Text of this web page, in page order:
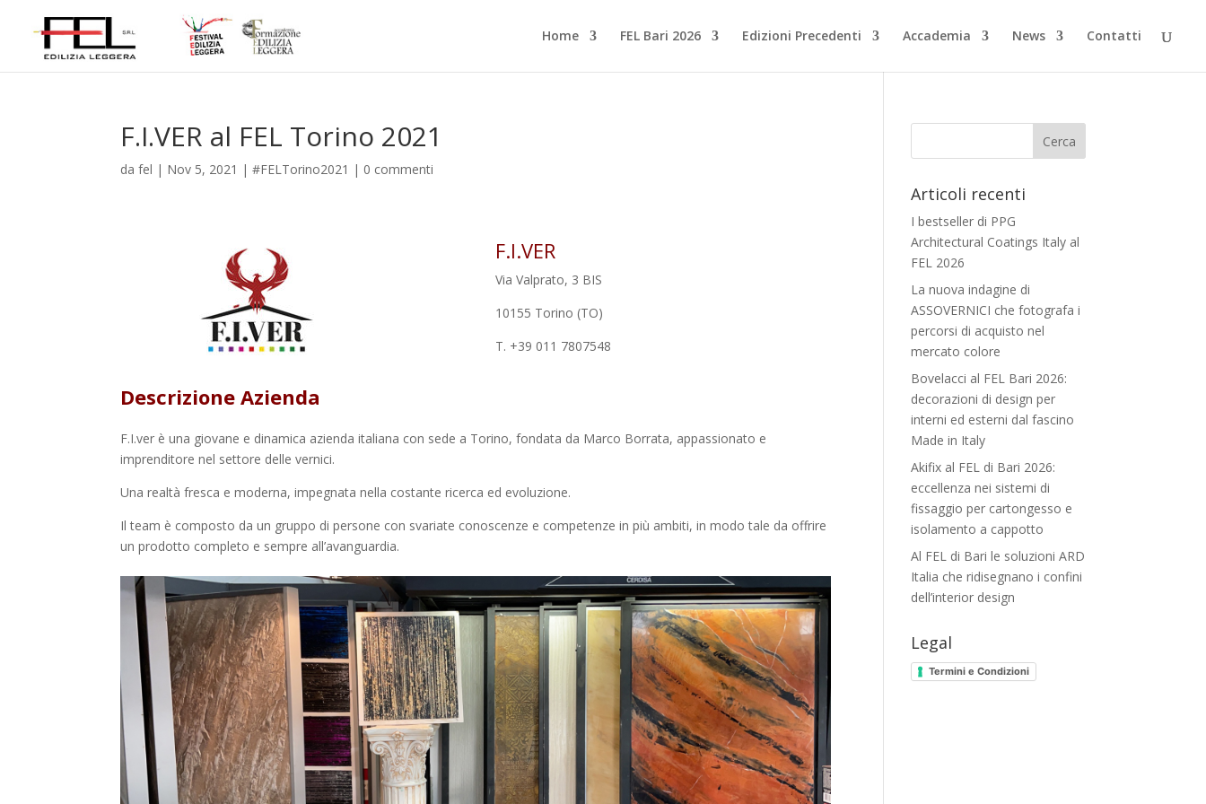
Home FEL Bari 2026 Edizioni Precedenti Accademia News Contatti
F.I.VER al FEL Torino 2021
dafel | Nov 5, 2021 |#FELTorino2021 | 0 commenti
F.I.VER
Via Valprato, 3 BIS
10155 Torino (TO)
T. +39 011 7807548
Descrizione Azienda
F.I.ver è una giovane e dinamica azienda italiana con sede a Torino, fondata da Marco Borrata, appassionato e
imprenditore nel settore delle vernici.
Una realtà fresca e moderna, impegnata nella costante ricerca ed evoluzione.
Il team è composto da un gruppo di persone con svariate conoscenze e competenze in più ambiti, in modo tale da offrire
un prodotto completo e sempre all’avanguardia.
Articoli recenti
I bestseller di PPG
Architectural Coatings Italy al
FEL 2026
La nuova indagine di
ASSOVERNICI che fotografa i
percorsi di acquisto nel
mercato colore
Bovelacci al FEL Bari 2026:
decorazioni di design per
interni ed esterni dal fascino
Made in Italy
Akifix al FEL di Bari 2026:
eccellenza nei sistemi di
fissaggio per cartongesso e
isolamento a cappotto
Al FEL di Bari le soluzioni ARD
Italia che ridisegnano i confini
dell’interior design
Legal
Termini e Condizioni